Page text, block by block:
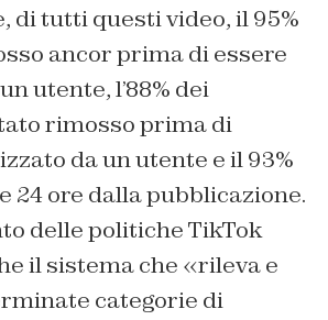
di tutti questi video, il 95%
ancor prima di essere
utente, l’88% dei
rimosso prima di
da un utente e il 93%
24 ore dalla pubblicazione.
delle politiche TikTok
il sistema che «rileva e
categorie di